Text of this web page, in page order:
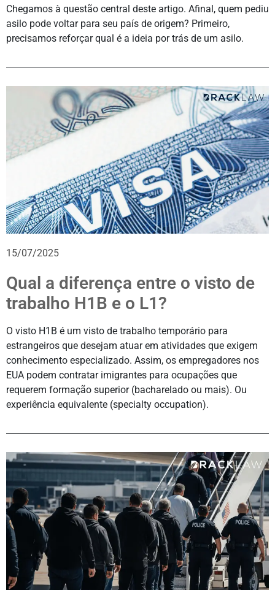
Chegamos à questão central deste artigo. Afinal, quem pediu
asilo pode voltar para seu país de origem? Primeiro,
precisamos reforçar qual é a ideia por trás de um asilo.
15/07/2025
Qual a diferença entre o visto de
trabalho H1B e o L1?
O visto H1B é um visto de trabalho temporário para
estrangeiros que desejam atuar em atividades que exigem
conhecimento especializado. Assim, os empregadores nos
EUA podem contratar imigrantes para ocupações que
requerem formação superior (bacharelado ou mais). Ou
experiência equivalente (specialty occupation).